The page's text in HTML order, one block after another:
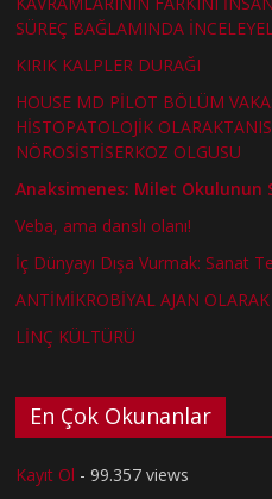
SÜREÇ BAĞLAMINDA
KIRIK KALPLER DURAĞI
HOUSE MD PİLOT BÖLÜM
HİSTOPATOLOJİK
NÖROSİSTİSERKOZ OLGUSU
Anaksimenes: Milet Okulunun
Veba, ama danslı olanı!
İç Dünyayı Dışa Vurmak: Sanat
ANTİMİKROBİYAL AJAN
LİNÇ KÜLTÜRÜ
En Çok Okunanlar
Kayıt Ol - 99.357 views